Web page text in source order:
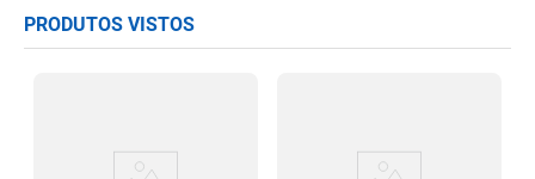
PRODUTOS VISTOS